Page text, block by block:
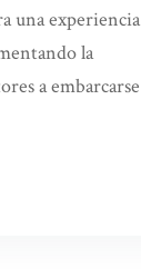
una experiencia
la
a embarcarse